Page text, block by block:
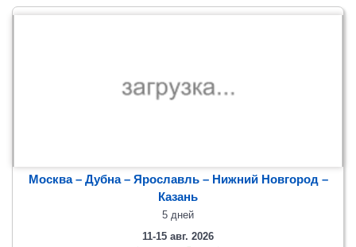
Москва – Дубна – Ярославль – Нижний Новгород –
Казань
5 дней
11-15 авг. 2026